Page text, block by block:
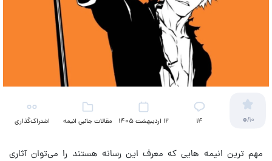
0/10
14 12 اردیبهشت 1405 مقالات جانبی انیمه اشتراک‌گذاری
مهم ترین انیمه هایی که معرف این رسانه هستند را می‌توان آثاری